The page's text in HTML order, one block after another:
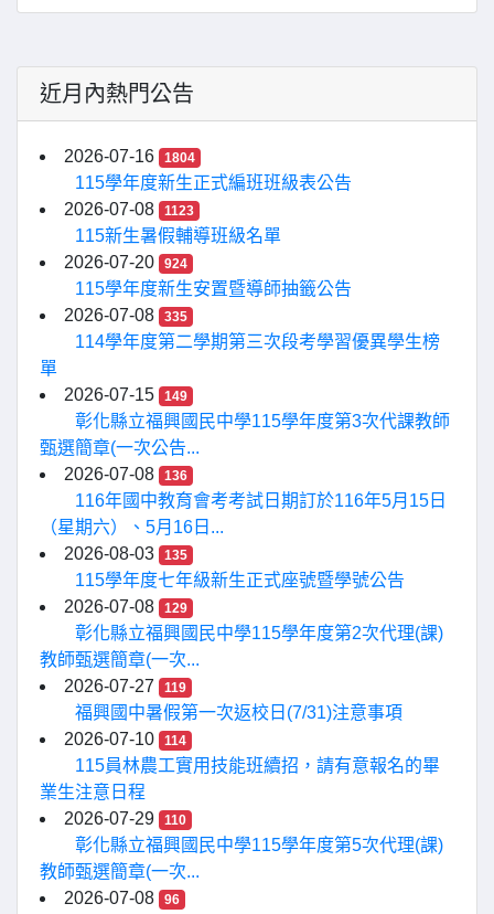
近月內熱門公告
2026-07-16 1804
115學年度新生正式編班班級表公告
2026-07-08
1123
115新生暑假輔導班級名單
2026-07-20
924
115學年度新生安置暨導師抽籤公告
2026-07-08
335
114學年度第二學期第三次段考學習優異學生榜
單
2026-07-15
149
彰化縣立福興國民中學115學年度第3次代課教師
甄選簡章(一次公告...
2026-07-08
136
116年國中教育會考考試日期訂於116年5月15日
（星期六）、5月16日...
2026-08-03
135
115學年度七年級新生正式座號暨學號公告
2026-07-08
129
彰化縣立福興國民中學115學年度第2次代理(課)
教師甄選簡章(一次...
2026-07-27
119
福興國中暑假第一次返校日(7/31)注意事項
2026-07-10
114
115員林農工實用技能班續招，請有意報名的畢
業生注意日程
2026-07-29
110
彰化縣立福興國民中學115學年度第5次代理(課)
教師甄選簡章(一次...
2026-07-08
96